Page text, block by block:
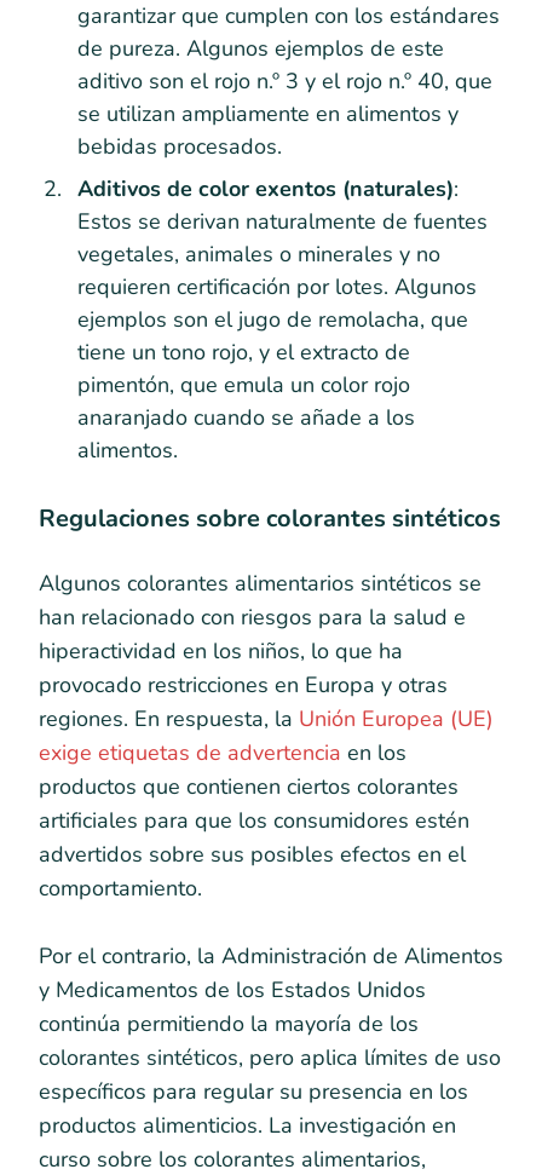
garantizar que cumplen con los estándares
de pureza. Algunos ejemplos de este
aditivo son el rojo n.º 3 y el rojo n.º 40, que
se utilizan ampliamente en alimentos y
bebidas procesados.
Aditivos de color exentos (naturales):
Estos se derivan naturalmente de fuentes
vegetales, animales o minerales y no
requieren certificación por lotes. Algunos
ejemplos son el jugo de remolacha, que
tiene un tono rojo, y el extracto de
pimentón, que emula un color rojo
anaranjado cuando se añade a los
alimentos.
Regulaciones sobre colorantes sintéticos
Algunos colorantes alimentarios sintéticos se
han relacionado con riesgos para la salud e
hiperactividad en los niños, lo que ha
provocado restricciones en Europa y otras
regiones. En respuesta, la Unión Europea (UE)
exige etiquetas de advertencia en los
productos que contienen ciertos colorantes
artificiales para que los consumidores estén
advertidos sobre sus posibles efectos en el
comportamiento.
Por el contrario, la Administración de Alimentos
y Medicamentos de los Estados Unidos
continúa permitiendo la mayoría de los
colorantes sintéticos, pero aplica límites de uso
específicos para regular su presencia en los
productos alimenticios. La investigación en
curso sobre los colorantes alimentarios,